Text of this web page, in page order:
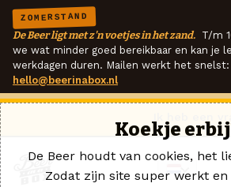
ZOMERSTAND
De Beer ligt met z'n voetjes in het zand. T/m
we wat minder goed bereikbaar en kan je
werkdagen duren. Mailen werkt het snelst:
hello@beerinabox.nl
Koekje
De Beer houdt van cookies, het
Zodat zijn site super werkt